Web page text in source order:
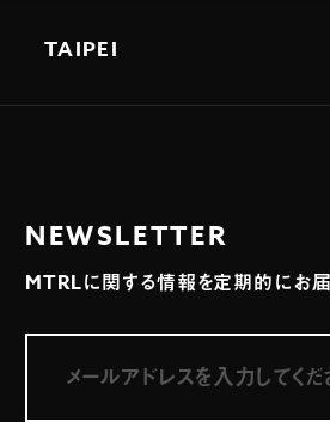
TAIPEI
NEWSLETTER
MTRLに関する情報を定期的にお届